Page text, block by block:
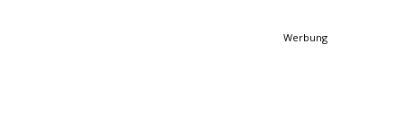
Werbung